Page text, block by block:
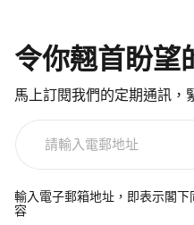
令你翹首盼望
馬上訂閱我們的定期通訊，
電
郵
輸入電子郵箱地址，即表示閣下
容